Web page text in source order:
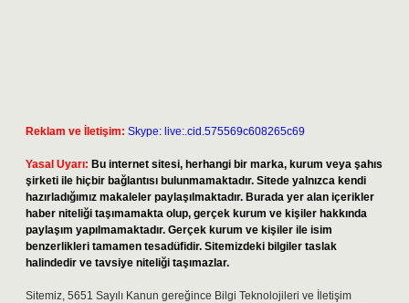
Reklam ve İletişim: Skype: live:.cid.575569c608265c69
Yasal Uyarı: Bu internet sitesi, herhangi bir marka, kurum veya şahıs
şirketi ile hiçbir bağlantısı bulunmamaktadır. Sitede yalnızca kendi
hazırladığımız makaleler paylaşılmaktadır. Burada yer alan içerikler
haber niteliği taşımamakta olup, gerçek kurum ve kişiler hakkında
paylaşım yapılmamaktadır. Gerçek kurum ve kişiler ile isim
benzerlikleri tamamen tesadüfidir. Sitemizdeki bilgiler taslak
halindedir ve tavsiye niteliği taşımazlar.
Sitemiz, 5651 Sayılı Kanun gereğince Bilgi Teknolojileri ve İletişim